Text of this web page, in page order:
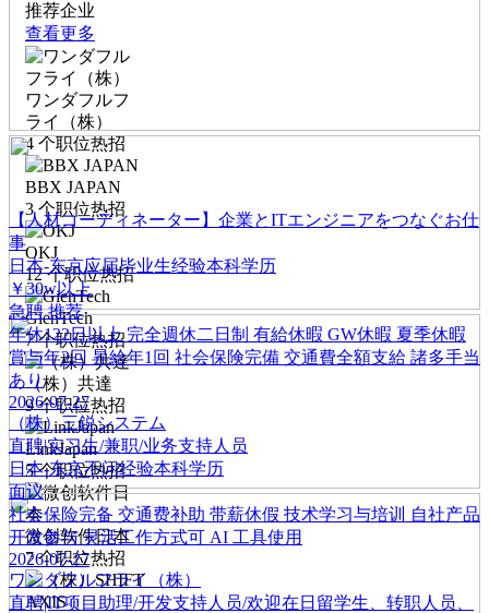
推荐企业
查看更多
ワンダフルフ
ライ（株）
4 个职位热招
BBX JAPAN
3个职位热招
OKJ
12个职位热招
GienTech
7个职位热招
（株）共達
9个职位热招
LinkJapan
5个职位热招
微创软件日本
7个职位热招
【人材コーディネーター】企業とITエンジニアをつなぐお仕
事
日本-东京应届毕业生经验本科学历
￥30w以上
急聘 推荐
年休122日以上 完全週休二日制 有給休暇 GW休暇 夏季休暇
賞与年2回 昇給年1回 社会保険完備 交通費全額支給 諸多手当
あり
2026-07-27
（株）三鋭システム
直聘|实习生/兼职/业务支持人员
日本-东京不问经验本科学历
面议
社会保险完备 交通费补助 带薪休假 技术学习与培训
自社产品
开发参与 灵活工作方式可 AI 工具使用
2026-07-27
ワンダフルフライ（株）
直聘|IT项目助理/开发支持人员/欢迎在日留学生、转职人员、